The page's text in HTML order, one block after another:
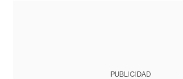
PUBLICIDAD